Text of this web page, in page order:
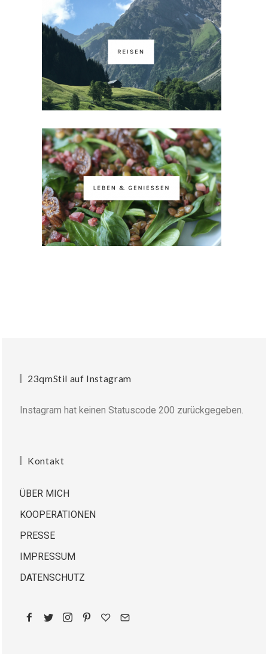
23qmStil auf Instagram
Instagram hat keinen Statuscode 200 zurückgegeben.
Kontakt
ÜBER MICH
KOOPERATIONEN
PRESSE
IMPRESSUM
DATENSCHUTZ